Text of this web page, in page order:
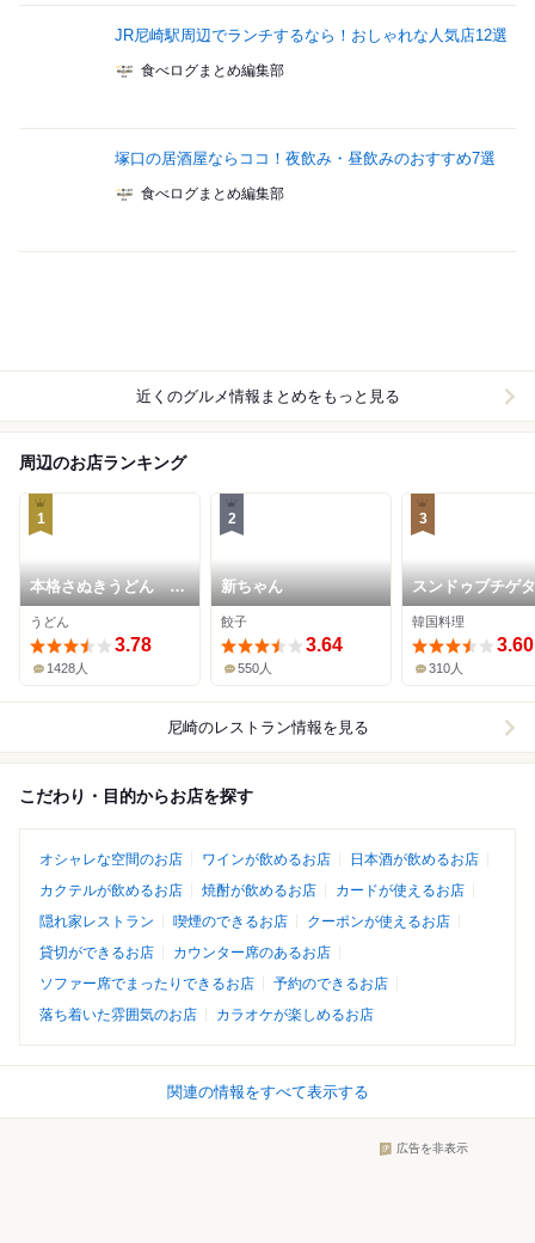
JR尼崎駅周辺でランチするなら！おしゃれな人気店12選
食べログまとめ編集部
塚口の居酒屋ならココ！夜飲み・昼飲みのおすすめ7選
食べログまとめ編集部
近くのグルメ情報まとめをもっと見る
周辺のお店ランキング
1
本格さぬきうどん 穂
乃香
うどん
3.78
1428人
2
新ちゃん
餃子
3.64
550人
3
スンドゥブチゲ
韓国料理
3.60
310人
尼崎のレストラン情報を見る
こだわり・目的からお店を探す
オシャレな空間のお店 ワインが飲めるお店
日本酒が飲めるお店
カクテルが飲めるお店
焼酎が飲めるお店
カードが使えるお店
隠れ家レストラン
喫煙のできるお店
クーポンが使えるお店
貸切ができるお店
カウンター席のあるお店
ソファー席でまったりできるお店
予約のできるお店
落ち着いた雰囲気のお店
カラオケが楽しめるお店
関連の情報をすべて表示する
広告を非表示